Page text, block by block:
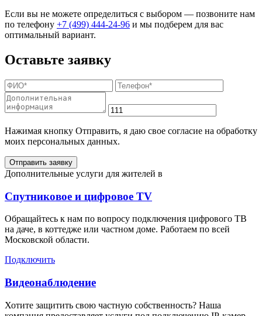
Если вы не можете определиться с выбором — позвоните нам
по телефону +7 (499) 444-24-96 и мы подберем для вас
оптимальный вариант.
Оставьте заявку
Нажимая кнопку Отправить, я даю свое согласие на обработку
моих персональных данных.
Отправить заявку
Дополнительные услуги для жителей в
Спутниковое и цифровое TV
Обращайтесь к нам по вопросу подключения цифрового ТВ
на даче, в коттедже или частном доме. Работаем по всей
Московской области.
Подключить
Видеонаблюдение
Хотите защитить свою частную собственность? Наша